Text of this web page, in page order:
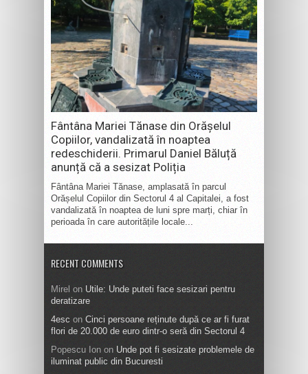
Fântâna Mariei Tănase din Orășelul
Copiilor, vandalizată în noaptea
redeschiderii. Primarul Daniel Băluță
anunță că a sesizat Poliția
Fântâna Mariei Tănase, amplasată în parcul
Orășelul Copiilor din Sectorul 4 al Capitalei, a fost
vandalizată în noaptea de luni spre marți, chiar în
perioada în care autoritățile locale...
RECENT COMMENTS
Mirel on Utile: Unde puteti face sesizari pentru
deratizare
4esc on Cinci persoane reținute după ce ar fi furat
flori de 20.000 de euro dintr-o seră din Sectorul 4
Popescu Ion on Unde pot fi sesizate problemele de
iluminat public din Bucuresti